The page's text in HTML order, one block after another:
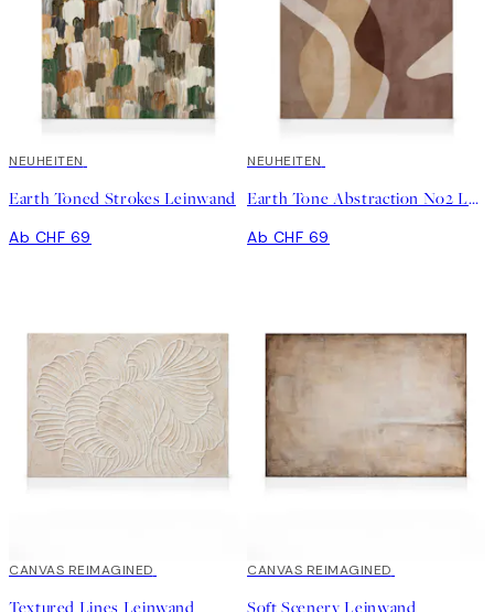
NEUHEITEN
Earth Toned Strokes Leinwand
Ab CHF 69
NEUHEITEN
Earth Tone Abstraction No2 Leinwand
Ab CHF 69
30%*
CANVAS REIMAGINED
Textured Lines Leinwand
30%*
CANVAS REIMAGINED
Soft Scenery Leinwand